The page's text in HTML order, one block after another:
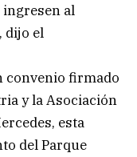
ingresen al
dijo el
convenio firmado
y la Asociación
esta
del Parque